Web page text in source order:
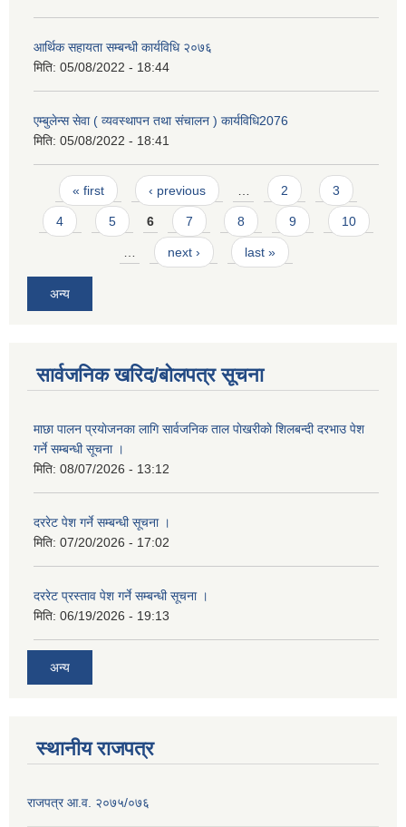
आर्थिक सहायता सम्बन्धी कार्यविधि २०७६
मिति: 05/08/2022 - 18:44
एम्बुलेन्स सेवा ( व्यवस्थापन तथा संचालन ) कार्यविधि2076
मिति: 05/08/2022 - 18:41
Pages
« first ‹ previous 2 3
4 5 6 7 8 9 10
next › last »
अन्य
सार्वजनिक खरिद/बोलपत्र सूचना
माछा पालन प्रयाेजनका लागि सार्वजनिक ताल पाेखरीकाे शिलबन्दी दरभाउ पेश
गर्ने सम्बन्धी सूचना ।
मिति: 08/07/2026 - 13:12
दररेट पेश गर्ने सम्बन्धी सूचना ।
मिति: 07/20/2026 - 17:02
दररेट प्रस्ताव पेश गर्ने सम्बन्धी सूचना ।
मिति: 06/19/2026 - 19:13
अन्य
स्थानीय राजपत्र
राजपत्र आ.व. २०७५/०७६